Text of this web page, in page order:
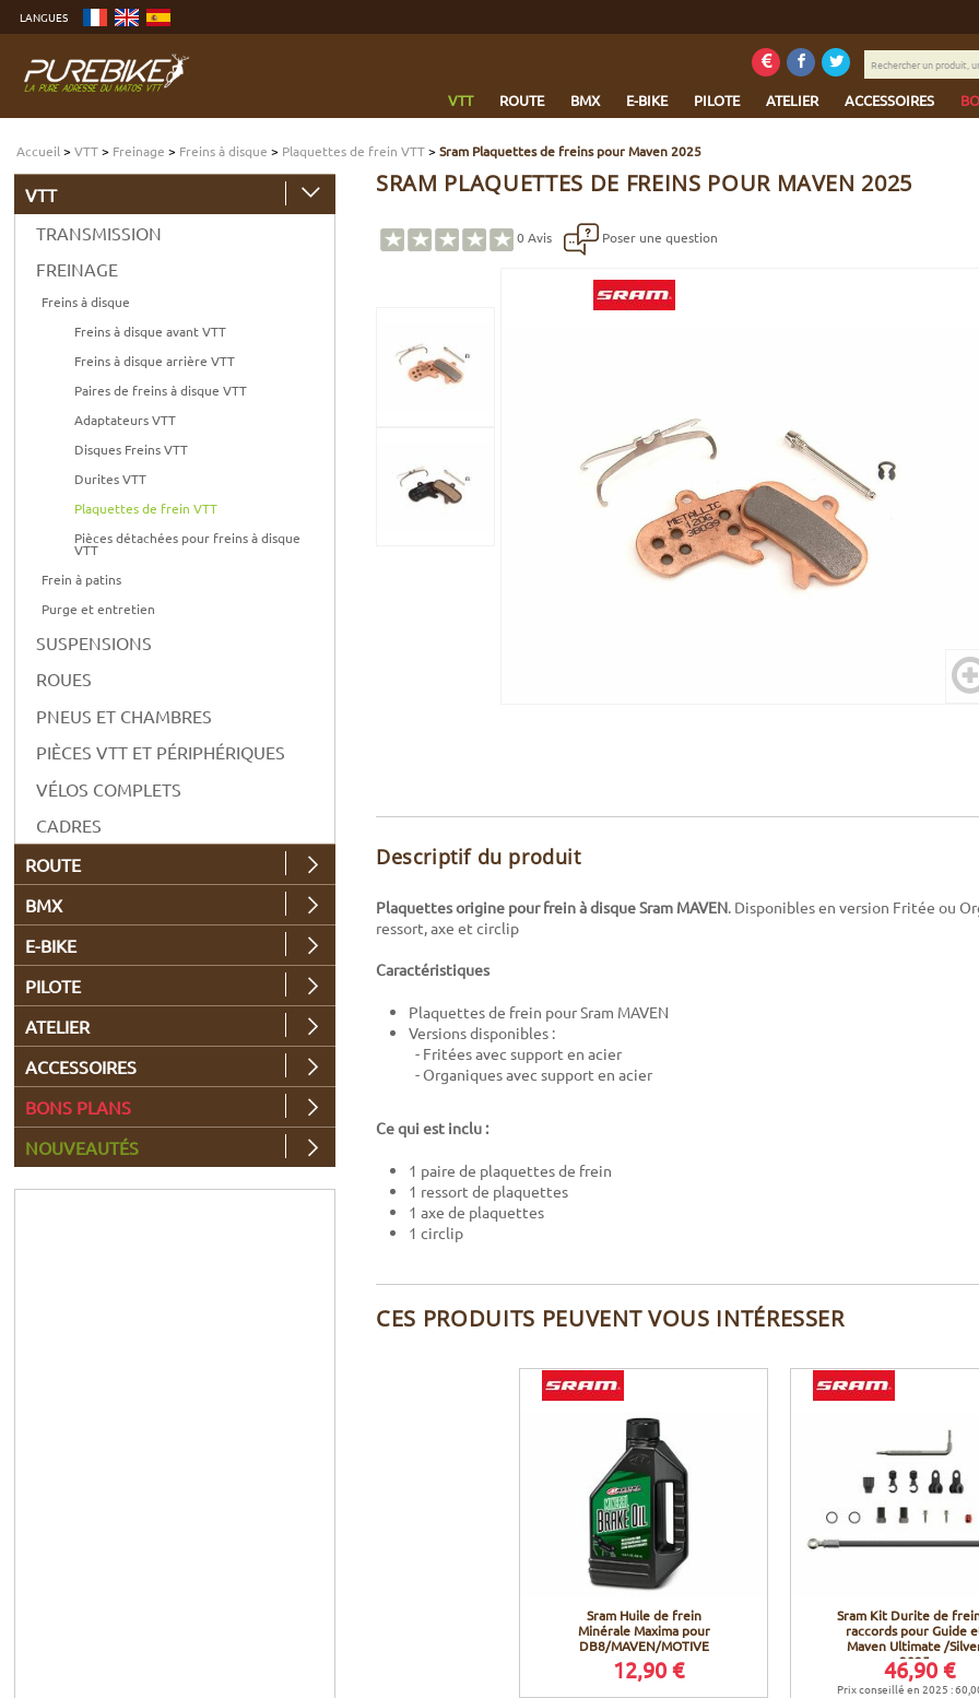
contenu
menu
Aller
LANGUES
VTT ROUTE BMX E-BIKE PILOTE ATELIER ACCESSOIRES
Rechercher
un
une
marque...
Accueil >VTT> Freinage > Freins à disque > Plaquettes de frein VTT>Sram Plaquettes de freins pour Maven 2025
SRAM PLAQUETTES DE FREINS POUR MAVEN 2025
0 Avis Poser une question
Descriptif du produit
Plaquettes origine pour frein à disque Sram MAVEN. Disponibles en version Fritée ou
ressort, axe et circlip
Caractéristiques
Plaquettes de frein pour Sram MAVEN
Versions disponibles :
- Fritées avec support en acier
- Organiques avec support en acier
Ce qui est inclu :
1 paire de plaquettes de frein
1 ressort de plaquettes
1 axe de plaquettes
1 circlip
CES PRODUITS PEUVENT VOUS INTÉRESSER
Sram Huile de frein
Minérale Maxima pour
DB8/MAVEN/MOTIVE
12,90 €
Sram Kit Durite de
raccords pour Guide
Maven Ultimate /
2025
46,90 €
Prix conseillé en 2025 :
VTT
TRANSMISSION
FREINAGE
Freins à disque
Freins à disque avant VTT
Freins à disque arrière VTT
Paires de freins à disque VTT
Adaptateurs VTT
Disques Freins VTT
Durites VTT
Plaquettes de frein VTT
Pièces détachées pour freins à disque
VTT
Frein à patins
Purge et entretien
SUSPENSIONS
ROUES
PNEUS ET CHAMBRES
PIÈCES VTT ET PÉRIPHÉRIQUES
VÉLOS COMPLETS
CADRES
ROUTE
BMX
E-BIKE
PILOTE
ATELIER
ACCESSOIRES
BONS PLANS
NOUVEAUTÉS